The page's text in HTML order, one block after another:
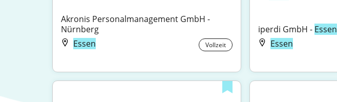
Akronis Personalmanagement GmbH -
Nürnberg
Essen
Vollzeit
iperdi GmbH - Essen
Essen